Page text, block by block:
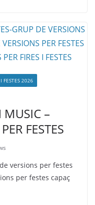
FESTES 2026
MUSIC –
FESTES
versions per festes
per festes capaç